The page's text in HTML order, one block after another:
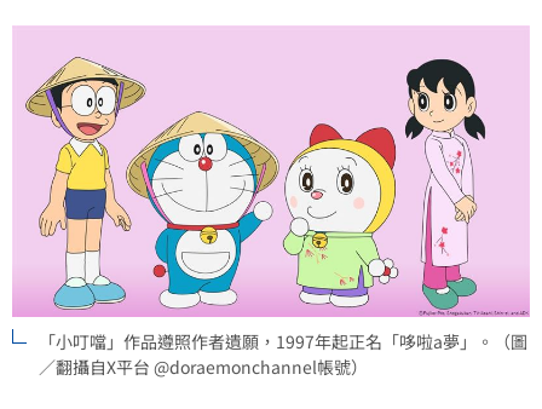
「小叮噹」作品遵照作者遺願，1997年起正名「哆啦a夢」。（圖
／翻攝自X平台 @doraemonchannel帳號）